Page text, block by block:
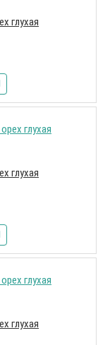
глухая
глухая
глухая